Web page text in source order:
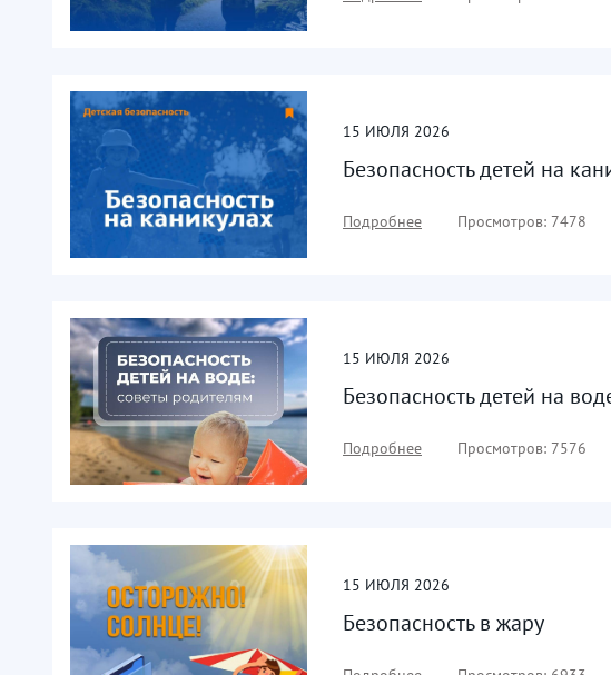
15 ИЮЛЯ 2026
Безопасность детей на
Подробнее Просмотров: 7478
15 ИЮЛЯ 2026
Безопасность детей на
Подробнее Просмотров: 7576
15 ИЮЛЯ 2026
Безопасность в жару